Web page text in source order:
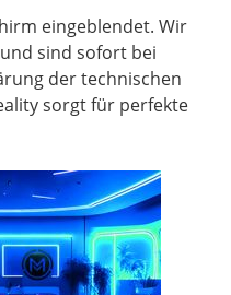
eingeblendet. Wir
sind sofort bei
der technischen
sorgt für perfekte